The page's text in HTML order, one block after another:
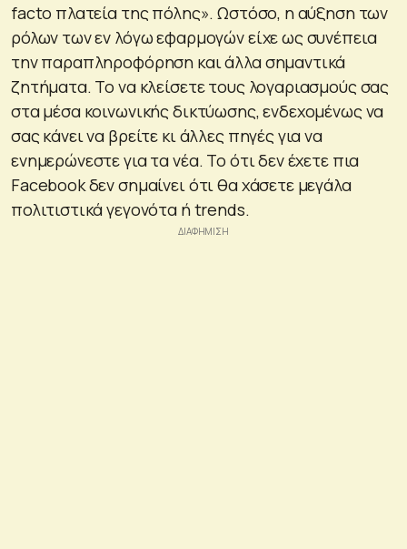
facto πλατεία της πόλης». Ωστόσο, η αύξηση των
ρόλων των εν λόγω εφαρμογών είχε ως συνέπεια
την παραπληροφόρηση και άλλα σημαντικά
ζητήματα. Το να κλείσετε τους λογαριασμούς σας
στα μέσα κοινωνικής δικτύωσης, ενδεχομένως να
σας κάνει να βρείτε κι άλλες πηγές για να
ενημερώνεστε για τα νέα. Το ότι δεν έχετε πια
Facebook δεν σημαίνει ότι θα χάσετε μεγάλα
πολιτιστικά γεγονότα ή trends.